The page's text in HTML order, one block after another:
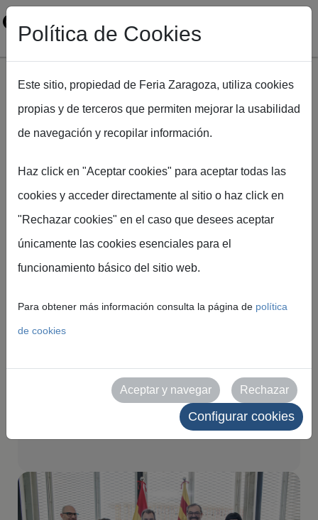
Pasar al contenido principal
colaboración para CITY.360
Feria de Zaragoza
FAMCP firman un
convenio de
colaboración para
CITY.360
Política de Cookies
Este sitio, propiedad de Feria Zaragoza, utiliza cookies
propias y de terceros que permiten mejorar la usabilidad
de navegación y recopilar información.
Haz click en "Aceptar cookies" para aceptar todas las
cookies y acceder directamente al sitio o haz click en
"Rechazar cookies" en el caso que desees aceptar
únicamente las cookies esenciales para el
funcionamiento básico del sitio web.
Para obtener más información consulta la página de política
de cookies
Aceptar y navegar Rechazar
Configurar cookies